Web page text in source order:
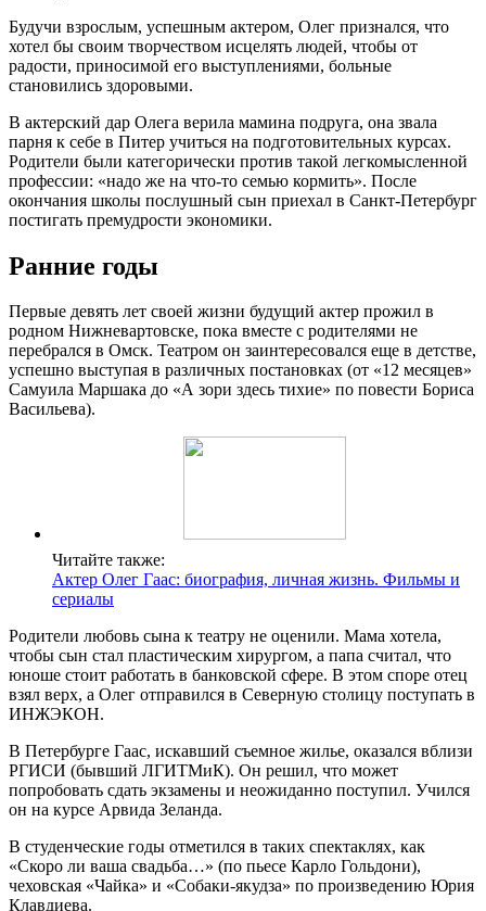
Будучи взрослым, успешным актером, Олег признался, что
хотел бы своим творчеством исцелять людей, чтобы от
радости, приносимой его выступлениями, больные
становились здоровыми.
В актерский дар Олега верила мамина подруга, она звала
парня к себе в Питер учиться на подготовительных курсах.
Родители были категорически против такой легкомысленной
профессии: «надо же на что-то семью кормить». После
окончания школы послушный сын приехал в Санкт-Петербург
постигать премудрости экономики.
Ранние годы
Первые девять лет своей жизни будущий актер прожил в
родном Нижневартовске, пока вместе с родителями не
перебрался в Омск. Театром он заинтересовался еще в детстве,
успешно выступая в различных постановках (от «12 месяцев»
Самуила Маршака до «А зори здесь тихие» по повести Бориса
Васильева).
Читайте также:
Актер Олег Гаас: биография, личная жизнь. Фильмы и
сериалы
Родители любовь сына к театру не оценили. Мама хотела,
чтобы сын стал пластическим хирургом, а папа считал, что
юноше стоит работать в банковской сфере. В этом споре отец
взял верх, а Олег отправился в Северную столицу поступать в
ИНЖЭКОН.
В Петербурге Гаас, искавший съемное жилье, оказался вблизи
РГИСИ (бывший ЛГИТМиК). Он решил, что может
попробовать сдать экзамены и неожиданно поступил. Учился
он на курсе Арвида Зеланда.
В студенческие годы отметился в таких спектаклях, как
«Скоро ли ваша свадьба…» (по пьесе Карло Гольдони),
чеховская «Чайка» и «Собаки-якудза» по произведению Юрия
Клавдиева.